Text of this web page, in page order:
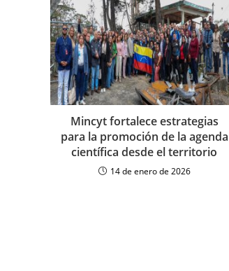
Mincyt fortalece estrategias
para la promoción de la agenda
científica desde el territorio
14 de enero de 2026